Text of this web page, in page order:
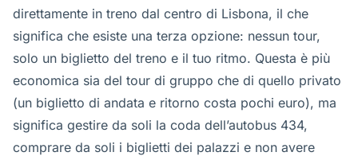
direttamente in treno dal centro di Lisbona, il che
significa che esiste una terza opzione: nessun tour,
solo un biglietto del treno e il tuo ritmo. Questa è più
economica sia del tour di gruppo che di quello privato
(un biglietto di andata e ritorno costa pochi euro), ma
significa gestire da soli la coda dell’autobus 434,
comprare da soli i biglietti dei palazzi e non avere